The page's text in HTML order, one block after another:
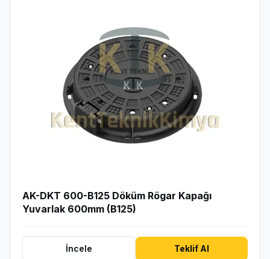
AK-DKT 600-B125 Döküm Rögar Kapağı
Yuvarlak 600mm (B125)
İncele Teklif Al